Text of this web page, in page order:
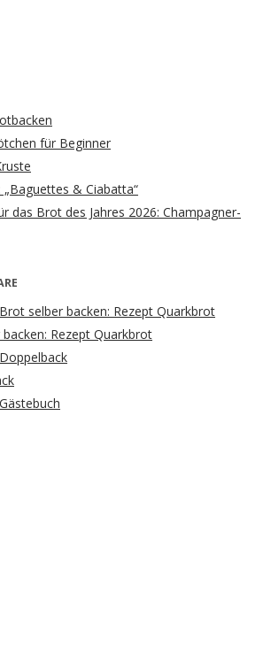
für Beginner
& Ciabatta“
das Brot des Jahres 2026: Champagner-
Brot selber backen: Rezept Quarkbrot
Rezept Quarkbrot
Doppelback
Gästebuch